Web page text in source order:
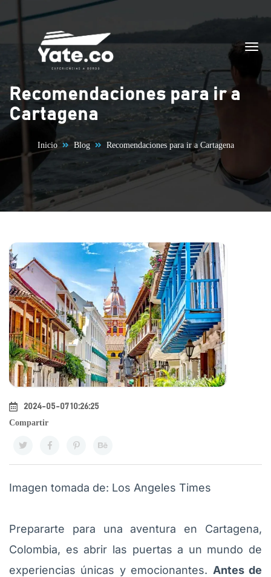
Saltar al contenido
Recomendaciones para ir a
Cartagena
Inicio Blog Recomendaciones para ir a Cartagena
2024-05-07 10:26:25
Compartir
Imagen tomada de: Los Angeles Times
Prepararte para una aventura en Cartagena,
Colombia, es abrir las puertas a un mundo de
experiencias únicas y emocionantes. Antes de